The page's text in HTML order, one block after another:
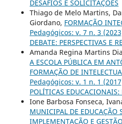
DESAFIOS E SOLICITAÇÕES
Thiago de Melo Martins,
Giordano, FORMAÇÃO
Pedagógicos: v. 7 n. 3
DEBATE: PERSPECTIVAS E
Amanda Regina Martins
A ESCOLA PÚBLICA EM
FORMAÇÃO DE
Pedagógicos: v. 1 n. 1
POLÍTICAS EDUCACIONAIS:
Ione Barbosa Fonseca,
MUNICIPAL DE EDUCAÇÃO
IMPLEMENTAÇÃO E